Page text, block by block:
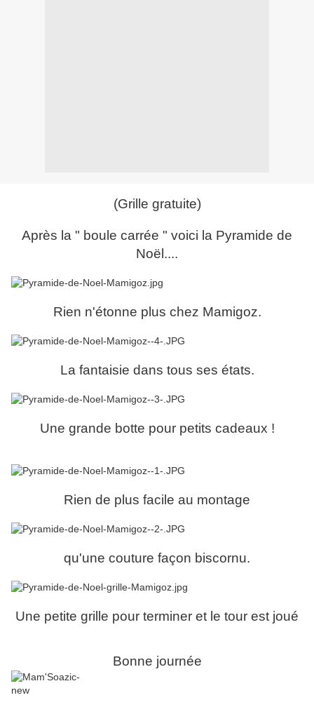
(Grille gratuite)
Après la " boule carrée " voici la Pyramide de
Noël....
Rien n'étonne plus chez Mamigoz.
La fantaisie dans tous ses états.
Une grande botte pour petits cadeaux !
Rien de plus facile au montage
qu'une couture façon biscornu.
Une petite grille pour terminer et le tour est joué
Bonne journée